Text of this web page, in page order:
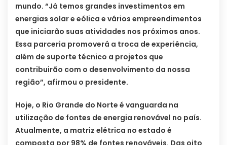
mundo. “Já temos grandes investimentos em
energias solar e eólica e vários empreendimentos
que iniciarão suas atividades nos próximos anos.
Essa parceria promoverá a troca de experiência,
além de suporte técnico a projetos que
contribuirão com o desenvolvimento da nossa
região”, afirmou o presidente.
Hoje, o Rio Grande do Norte é vanguarda na
utilização de fontes de energia renovável no país.
Atualmente, a matriz elétrica no estado é
composta por 98% de fontes renováveis. Das oito